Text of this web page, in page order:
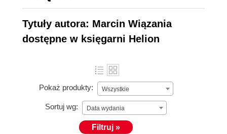
Tytuły autora: Marcin Wiązania
dostępne w księgarni Helion
Pokaż produkty: Wszystkie
Sortuj wg: Data wydania
Filtruj »